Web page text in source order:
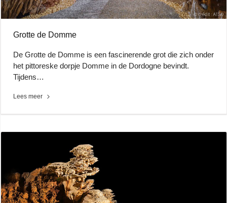
Grotte de Domme
De Grotte de Domme is een fascinerende grot die zich onder
het pittoreske dorpje Domme in de Dordogne bevindt.
Tijdens…
Lees meer